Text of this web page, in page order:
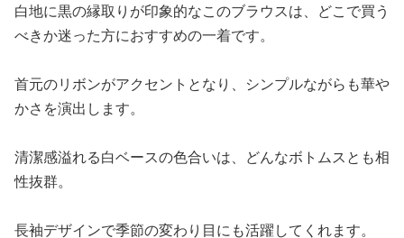
白地に黒の縁取りが印象的なこのブラウスは、どこで買う
べきか迷った方におすすめの一着です。
首元のリボンがアクセントとなり、シンプルながらも華や
かさを演出します。
清潔感溢れる白ベースの色合いは、どんなボトムスとも相
性抜群。
長袖デザインで季節の変わり目にも活躍してくれます。